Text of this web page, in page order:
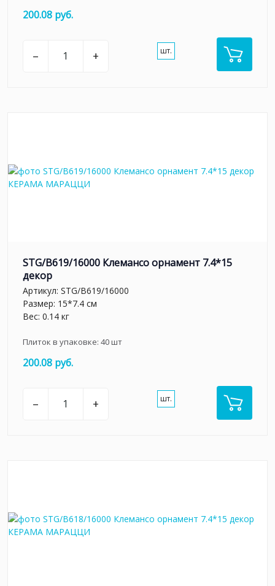
200.08 руб.
– + шт.
STG/B619/16000 Клемансо орнамент 7.4*15
декор
Артикул: STG/B619/16000
Размер: 15*7.4 см
Вес: 0.14 кг
Плиток в упаковке: 40шт
200.08 руб.
– + шт.